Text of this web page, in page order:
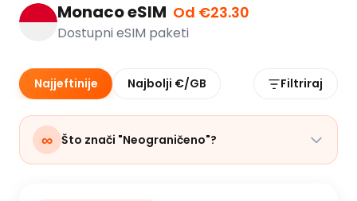
Monaco eSIM Od €23.30
Dostupni eSIM paketi
Najjeftinije Najbolji €/GB Filtriraj
∞ Što znači "Neograničeno"?